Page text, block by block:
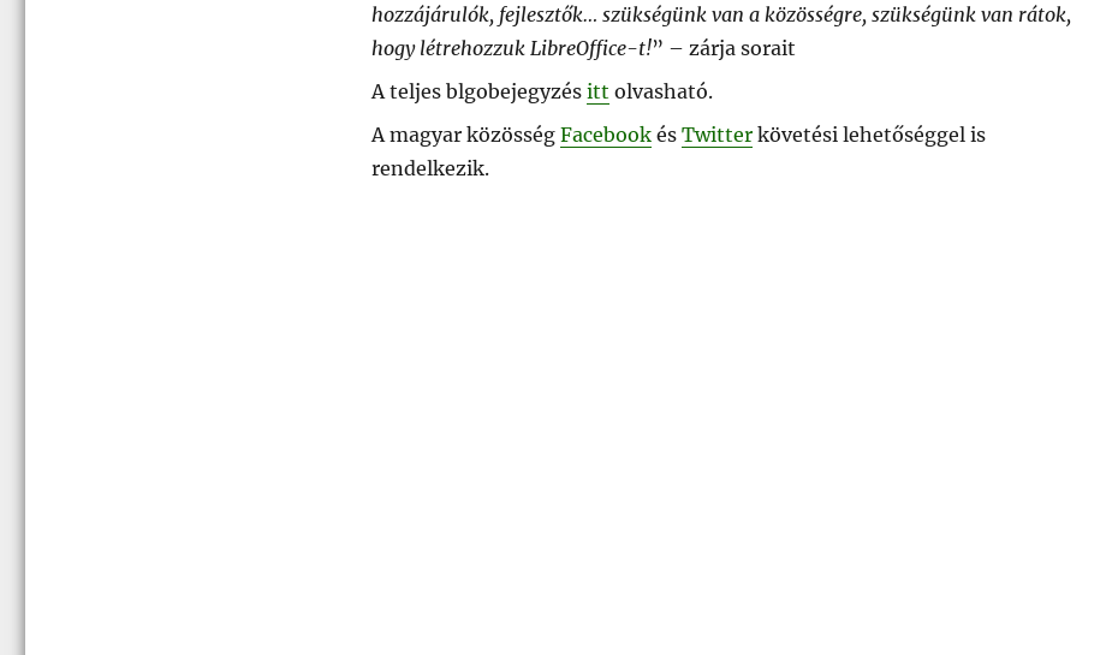
hozzájárulók, fejlesztők… szükségünk van a közösségre, szükségünk van rátok,
hogy létrehozzuk LibreOffice-t!” – zárja sorait
A teljes blgobejegyzés itt olvasható.
A magyar közösség Facebookés Twitterkövetési lehetőséggel is
rendelkezik.